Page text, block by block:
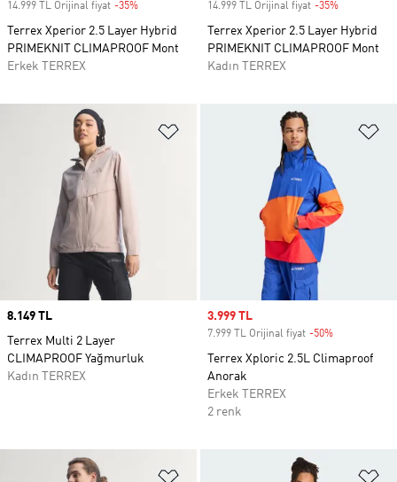
14.999 TL Orijinal fiyat -35%
Terrex Xperior 2.5 Layer Hybrid
PRIMEKNIT CLIMAPROOF Mont
Erkek TERREX
14.999 TL Orijinal fiyat -35%
Terrex Xperior 2.5 Layer Hybrid
PRIMEKNIT CLIMAPROOF Mont
Kadın TERREX
Favori Listesine Ekle
Price
8.149 TL
Terrex Multi 2 Layer
CLIMAPROOF Yağmurluk
Kadın TERREX
Sale price
3.999 TL
7.999 TL Orijinal fiyat -50%
Terrex Xploric 2.5L Climaproof
Anorak
Erkek TERREX
2 renk
Favori Listesine Ekle